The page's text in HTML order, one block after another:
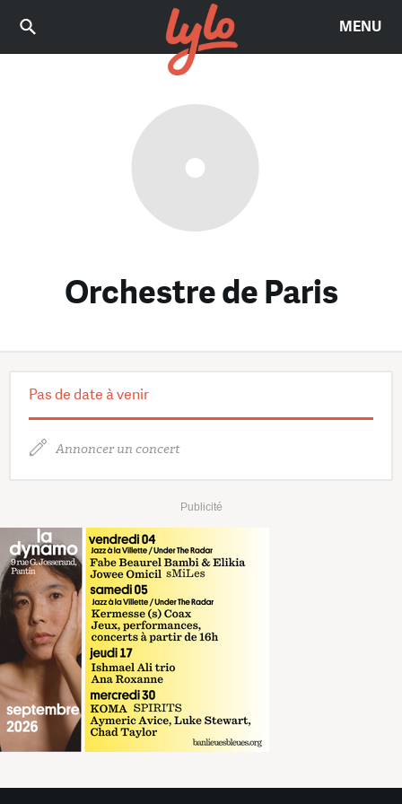
MENU
Orchestre de Paris
Pas de date à venir
Annoncer un concert
Publicité